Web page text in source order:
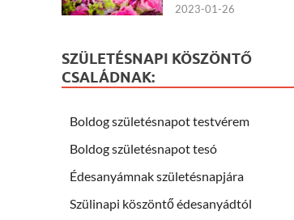
2023-01-26
SZÜLETÉSNAPI KÖSZÖNTŐ
CSALÁDNAK:
Boldog születésnapot testvérem
Boldog születésnapot tesó
Édesanyámnak születésnapjára
Szülinapi köszöntő édesanyádtól